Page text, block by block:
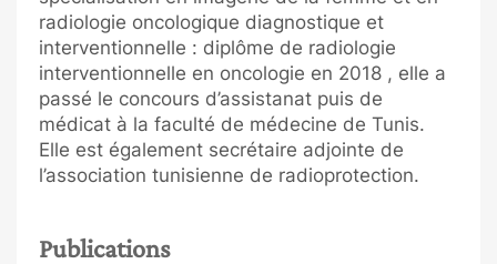
radiologie oncologique diagnostique et
interventionnelle : diplôme de radiologie
interventionnelle en oncologie en 2018 , elle a
passé le concours d’assistanat puis de
médicat à la faculté de médecine de Tunis.
Elle est également secrétaire adjointe de
l’association tunisienne de radioprotection.
Publications